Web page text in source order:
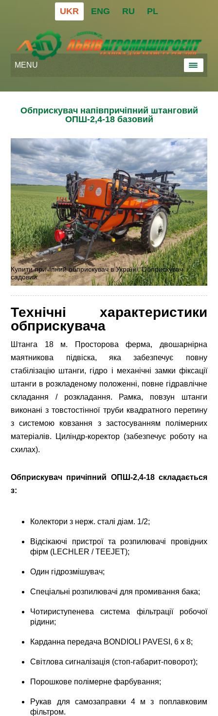
UKR ENG RU PL
MENU
Обприскувач напівпричіпний штанговий
ОПШ-2,4-18 базовий
Купити причіпний обприскувач в Україні. Обприскувач
садовий.
Технічні характеристики
обприскувача
Штанга 18 м. Просторова ферма, двошарнірна
маятникова підвіска, яка забезпечує повну
стабілізацію штанги, гідро і механічні замки фіксації
штанги в розкладеному положенні, повне гідравлічне
складання / розкладання. Рамка, повзун штанги
виконані з товстостінної труби квадратного перетину
з системою ковзання з застосуванням полімерних
матеріалів. Циліндр-коректор (забезпечує роботу на
схилах).
Обприскувач причіпний ОПШ-2,4-18 складається
з:
Колектори з нерж. сталі діам. 1/2;
Відсікаючі пристрої та розпилювачі провідних
фірм (LECHLER / TEEJET);
Один гідрозмішувач;
Спеціальні розпилювачі для промивання бака;
Чотириступенева система фільтрації робочої
рідини;
Карданна передача BONDIOLI PAVESI, 6 x 8;
Світлова сигналізація (стоп-габарит-поворот);
Порошкове полімерне фарбування;
Рукав для самозаправки 4 м з поплавковим
фільтром.